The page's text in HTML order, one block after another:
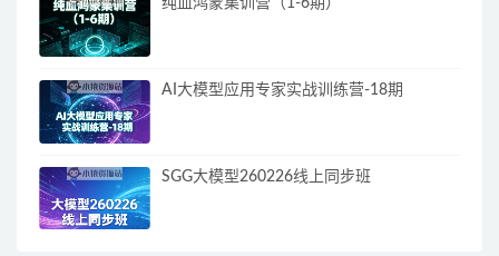
纯血鸿蒙集训营（1-6期）
AI大模型应用专家实战训练营-18期
SGG大模型260226线上同步班